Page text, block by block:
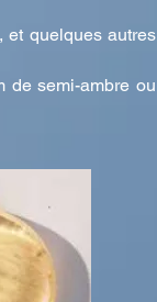
et quelques autres
de semi-ambre ou